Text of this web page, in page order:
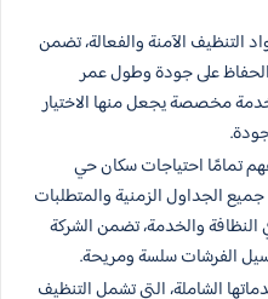
التنظيف الآمنة والفعالة، تضمن
الحفاظ على جودة وطول عمر
خدمة مخصصة يجعل منها الاختيار
تمامًا احتياجات سكان حي
الجداول الزمنية والمتطلبات
النظافة والخدمة، تضمن الشركة
الفرشات سلسة ومريحة.
الشاملة، التي تشمل التنظيف